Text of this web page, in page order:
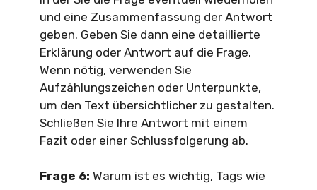
und eine Zusammenfassung der Antwort
geben. Geben Sie dann eine detaillierte
Erklärung oder Antwort auf die Frage.
Wenn nötig, verwenden Sie
Aufzählungszeichen oder Unterpunkte,
um den Text übersichtlicher zu gestalten.
Schließen Sie Ihre Antwort mit einem
Fazit oder einer Schlussfolgerung ab.
Frage 6: Warum ist es wichtig, Tags wie